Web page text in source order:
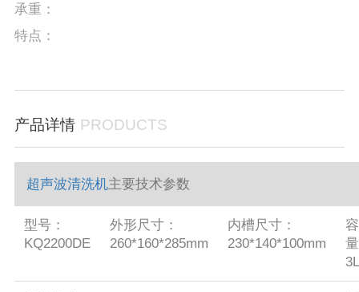
承重：
特点：
产品详情 PRODUCTS
超声波清洗机主要技术参数
型号：
KQ2200DE
外形尺寸：
260*160*285mm
内槽尺寸：
230*140*100mm
容
3L